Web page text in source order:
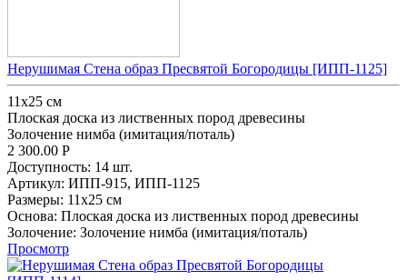
Нерушимая Стена образ Пресвятой Богородицы [ИПП-1125]
11x25 см
Плоская доска из лиственных пород древесины
Золочение нимба (имитация/поталь)
2 300.00 Р
Доступность: 14 шт.
Артикул: ИПП-915, ИПП-1125
Размеры: 11x25 см
Основа: Плоская доска из лиственных пород древесины
Золочение: Золочение нимба (имитация/поталь)
Просмотр